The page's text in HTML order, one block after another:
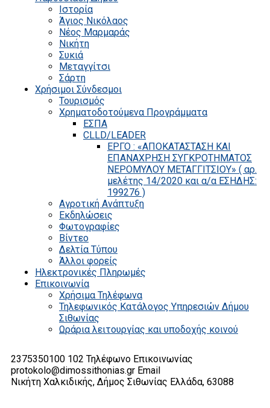
Ιστορία
Άγιος Νικόλαος
Νέος Μαρμαράς
Νικήτη
Συκιά
Μεταγγίτσι
Σάρτη
Χρήσιμοι Σύνδεσμοι
Τουρισμός
Χρηματοδοτούμενα Προγράμματα
ΕΣΠΑ
CLLD/LEADER
ΕΡΓΟ : «ΑΠΟΚΑΤΑΣΤΑΣΗ ΚΑΙ
ΕΠΑΝΑΧΡΗΣΗ ΣΥΓΚΡΟΤΗΜΑΤΟΣ
ΝΕΡΟΜΥΛΟΥ ΜΕΤΑΓΓΙΤΣΙΟΥ» ( αρ.
μελέτης 14/2020 και α/α ΕΣΗΔΗΣ:
199276 )
Αγροτική Ανάπτυξη
Εκδηλώσεις
Φωτογραφίες
Βίντεο
Δελτία Τύπου
Άλλοι φορείς
Ηλεκτρονικές Πληρωμές
Επικοινωνία
Χρήσιμα Τηλέφωνα
Τηλεφωνικός Κατάλογος Υπηρεσιών Δήμου
Σιθωνίας
Ωράρια λειτουργίας και υποδοχής κοινού
2375350100 102 Τηλέφωνο Επικοινωνίας
protokolo@dimossithonias.gr Email
Νικήτη Χαλκιδικής, Δήμος Σιθωνίας Ελλάδα, 63088